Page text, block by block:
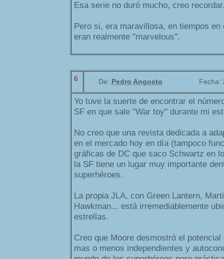
Esa serie no duró mucho, creo
Pero si, era maravillosa, en tiempos
eran realmente "marvelous".
6 De: Pedro Angosto Fecha:
Yo tuve la suerte de encontrar el
SF en que sale "War toy" durante mi
No creo que una revista dedicada a
en el mercado hoy en día (tampoco
gráficas de DC que saco Schwartz en
la SF tiene un lugar muy importante
superhéroes.
La propia JLA, con Green Lantern,
Hawkman... está irremediablemente
estrellas.
Creo que Moore desmostró el
mas o menos independientes y